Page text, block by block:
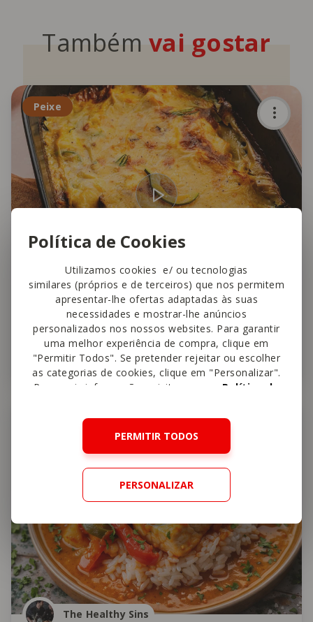
Política de Cookies
Utilizamos cookies e/ ou tecnologias
similares (próprios e de terceiros) que nos permitem
apresentar-lhe ofertas adaptadas às suas
necessidades e mostrar-lhe anúncios
personalizados nos nossos websites. Para garantir
uma melhor experiência de compra, clique em
"Permitir Todos". Se pretender rejeitar ou escolher
as categorias de cookies, clique em "Personalizar".
Para mais informações, visite a nossa Política de
PERMITIR TODOS
PERSONALIZAR
Tambémvai gostar
Peixe
The Healthy Sins
Pescada gratinada com legumes
25 min Fácil 4,7
The Healthy Sins